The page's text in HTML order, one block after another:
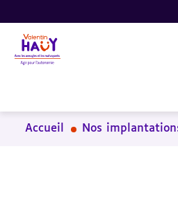
Aller
au
contenu
principal
Aller
au
pied
de
Aller
à
la
recherche
Accueil Nos